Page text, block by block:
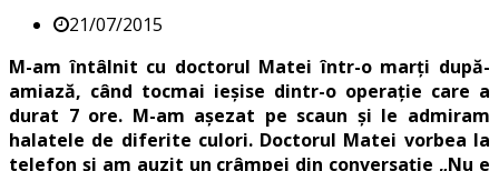
21/07/2015
M-am întâlnit cu doctorul Matei într-o marți după-
amiază, când tocmai ieșise dintr-o operație care a
durat 7 ore. M-am așezat pe scaun și le admiram
halatele de diferite culori. Doctorul Matei vorbea la
telefon și am auzit un crâmpei din conversație „Nu e